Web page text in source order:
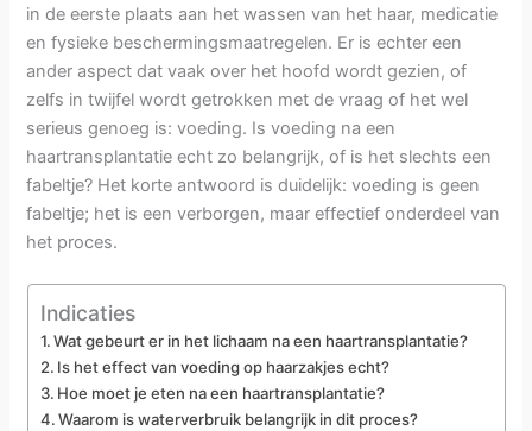
in de eerste plaats aan het wassen van het haar, medicatie
en fysieke beschermingsmaatregelen. Er is echter een
ander aspect dat vaak over het hoofd wordt gezien, of
zelfs in twijfel wordt getrokken met de vraag of het wel
serieus genoeg is: voeding. Is voeding na een
haartransplantatie echt zo belangrijk, of is het slechts een
fabeltje? Het korte antwoord is duidelijk: voeding is geen
fabeltje; het is een verborgen, maar effectief onderdeel van
het proces.
Indicaties
Wat gebeurt er in het lichaam na een haartransplantatie?
Is het effect van voeding op haarzakjes echt?
Hoe moet je eten na een haartransplantatie?
Waarom is waterverbruik belangrijk in dit proces?